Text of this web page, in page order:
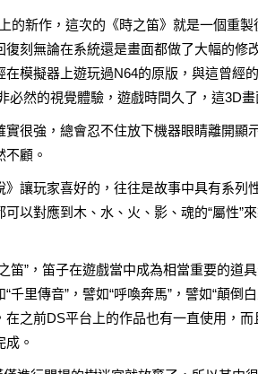
的新作，這次的《時之笛》就是一個重
復刻無論在系統還是畫面都做了大幅的修
在模擬器上遊玩過N64的原版，與這曾經
必然的視覺體驗，遊戲時間久了，這3D畫
實很強，總會忍不住放下機器眼睛離開
不顧。
》讓玩家喜好的，往往是故事中具有系
可以對應到木、水、火、影、魂的“屬性”
笛”，笛子在遊戲當中成為相當重要的道
千里傳音”，譬如“呼喚奔馬”，譬如“顛
在之前DS平台上的作品也有一直使用，
成。